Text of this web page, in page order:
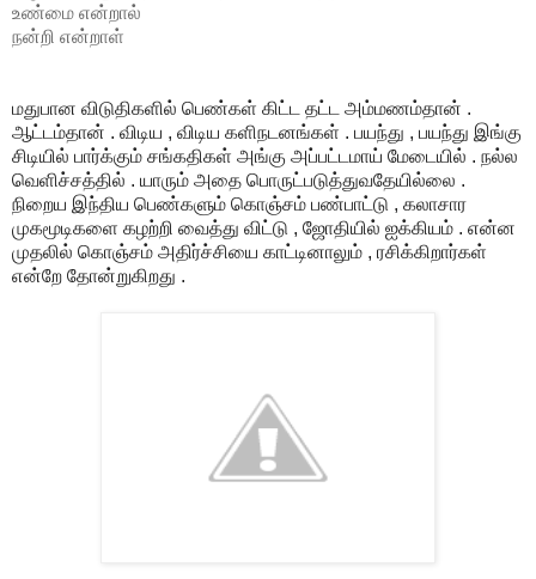
உண்மை என்றால்
நன்றி என்றாள்
மதுபான விடுதிகளில் பெண்கள் கிட்ட தட்ட அம்மணம்தான் .
ஆட்டம்தான் . விடிய , விடிய களிநடனங்கள் . பயந்து , பயந்து இங்கு
சிடியில் பார்க்கும் சங்கதிகள் அங்கு அப்பட்டமாய் மேடையில் . நல்ல
வெளிச்சத்தில் . யாரும் அதை பொருட்படுத்துவதேயில்லை .
நிறைய இந்திய பெண்களும் கொஞ்சம் பண்பாட்டு , கலாசார
முகமூடிகளை கழற்றி வைத்து விட்டு , ஜோதியில் ஐக்கியம் . என்ன
முதலில் கொஞ்சம் அதிர்ச்சியை காட்டினாலும் , ரசிக்கிறார்கள்
என்றே தோன்றுகிறது .